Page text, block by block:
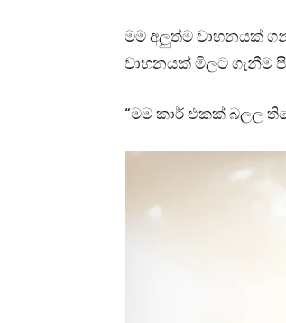
මම අලුත්ම වාහනයක්
වාහනයක් මිලට ගැනීම
“මම කාර් එකක් බලල